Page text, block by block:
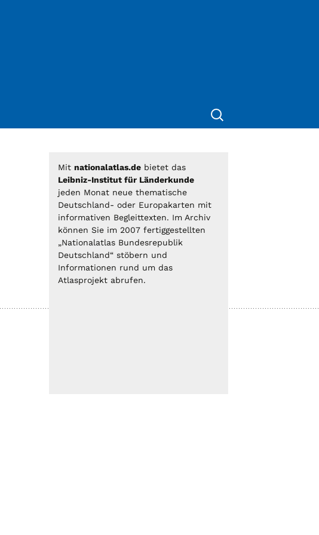
Suche
nach:
Mit nationalatlas.de bietet das
Leibniz-Institut für Länderkunde
jeden Monat neue thematische
Deutschland- oder Europakarten mit
informativen Begleittexten. Im Archiv
können Sie im 2007 fertiggestellten
„Nationalatlas Bundesrepublik
Deutschland“ stöbern und
Informationen rund um das
Atlasprojekt abrufen.